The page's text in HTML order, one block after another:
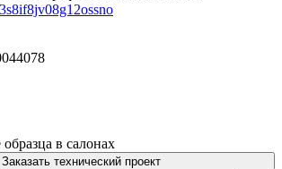
в салонах
Заказать технический проект